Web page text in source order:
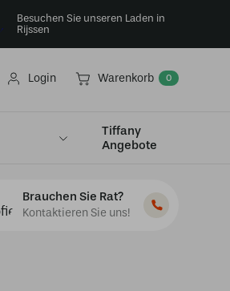
Besuchen Sie unseren Laden in
Rijssen
Login Warenkorb 0
Tiffany
Angebote
Brauchen Sie Rat?
Kontaktieren Sie uns!